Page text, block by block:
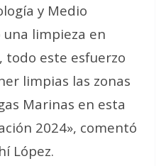
y Medio
limpieza en
todo este esfuerzo
limpias las zonas
Marinas en esta
2024», comentó
López.